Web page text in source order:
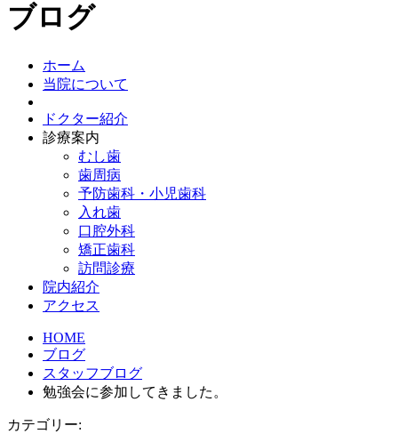
ブログ
ホーム
当院について
ドクター紹介
診療案内
むし歯
歯周病
予防歯科・小児歯科
入れ歯
口腔外科
矯正歯科
訪問診療
院内紹介
アクセス
HOME
ブログ
スタッフブログ
勉強会に参加してきました。
カテゴリー: